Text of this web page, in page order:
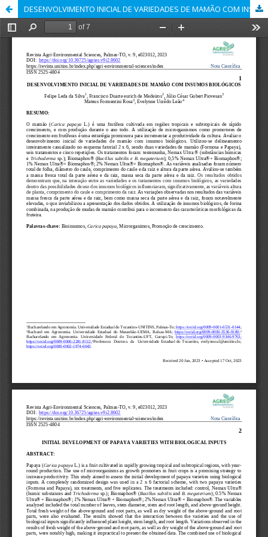
DESENVOLVIMENTO INICIAL DE VARIEDADES DE MAMÃO COM INSUMOS BIOLÓGICOS